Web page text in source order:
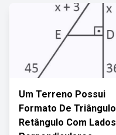
Um Terreno Possui
Formato De Triângulo
Retângulo Com Lados